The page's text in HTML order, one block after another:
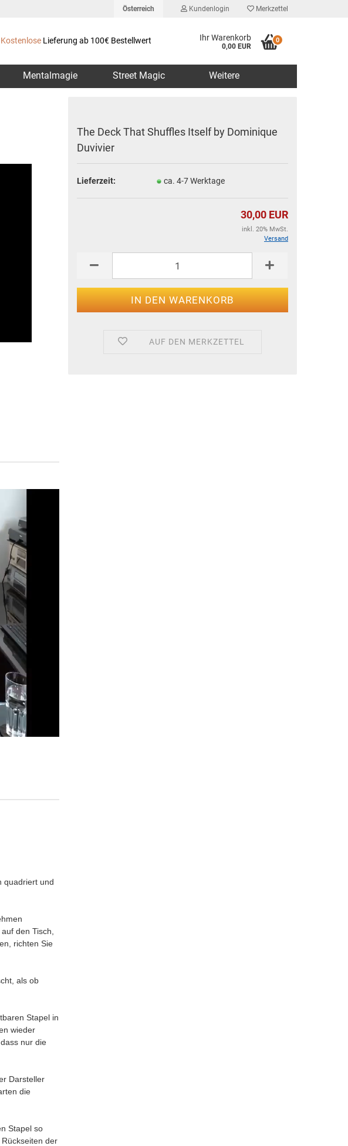
Österreich
Lieferland
Kundenlogin Merkzettel
Kostenlose Lieferung ab 100€ Bestellwert Ihr Warenkorb
0,00 EUR
0
Mentalmagie Street Magic Weitere
The Deck That Shuffles Itself by Dominique
Duvivier
Lieferzeit: ca. 4-7 Werktage
30,00 EUR
inkl. 20% MwSt.
Versand
AUF DEN MERKZETTEL
quadriert und
den Tisch,
richten Sie
als ob
Stapel in
wieder
nur die
Darsteller
die
Stapel so
der